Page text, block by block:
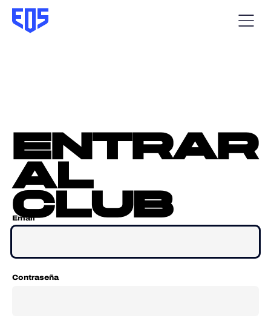
entrar
al
club
Email
Contraseña